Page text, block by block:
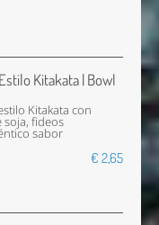
Kitakata | Bowl
Kitakata con
soja, fideos
sabor
€ 2,65